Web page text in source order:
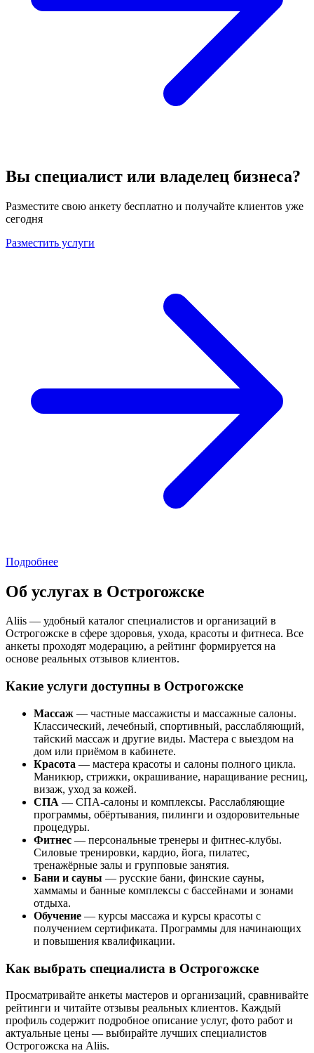
Вы специалист или владелец бизнеса?
Разместите свою анкету бесплатно и получайте клиентов уже
сегодня
Разместить услуги
Подробнее
Об услугах в Острогожске
Aliis — удобный каталог специалистов и организаций в
Острогожске в сфере здоровья, ухода, красоты и фитнеса. Все
анкеты проходят модерацию, а рейтинг формируется на
основе реальных отзывов клиентов.
Какие услуги доступны в Острогожске
Массаж — частные массажисты и массажные салоны.
Классический, лечебный, спортивный, расслабляющий,
тайский массаж и другие виды. Мастера с выездом на
дом или приёмом в кабинете.
Красота — мастера красоты и салоны полного цикла.
Маникюр, стрижки, окрашивание, наращивание ресниц,
визаж, уход за кожей.
СПА — СПА-салоны и комплексы. Расслабляющие
программы, обёртывания, пилинги и оздоровительные
процедуры.
Фитнес — персональные тренеры и фитнес-клубы.
Силовые тренировки, кардио, йога, пилатес,
тренажёрные залы и групповые занятия.
Бани и сауны — русские бани, финские сауны,
хаммамы и банные комплексы с бассейнами и зонами
отдыха.
Обучение — курсы массажа и курсы красоты с
получением сертификата. Программы для начинающих
и повышения квалификации.
Как выбрать специалиста в Острогожске
Просматривайте анкеты мастеров и организаций, сравнивайте
рейтинги и читайте отзывы реальных клиентов. Каждый
профиль содержит подробное описание услуг, фото работ и
актуальные цены — выбирайте лучших специалистов
Острогожска на Aliis.